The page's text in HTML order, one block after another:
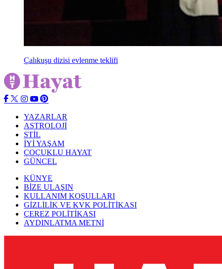
Çalıkuşu dizisi evlenme teklifi
YAZARLAR
ASTROLOJİ
STİL
İYİ YAŞAM
ÇOÇUKLU HAYAT
GÜNCEL
KÜNYE
BİZE ULAŞIN
KULLANIM KOŞULLARI
GİZLİLİK VE KVK POLİTİKASI
ÇEREZ POLİTİKASI
AYDINLATMA METNİ